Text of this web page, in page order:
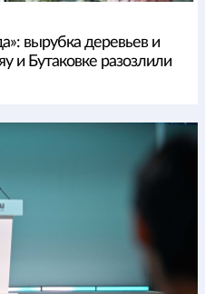
вырубка деревьев и
и Бутаковке разозлили